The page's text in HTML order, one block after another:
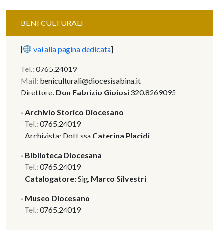
BENI CULTURALI
[ vai alla pagina dedicata]
Tel.: 0765.24019
Mail: beniculturali@diocesisabina.it
Direttore: Don Fabrizio Gioiosi 320.8269095
- Archivio Storico Diocesano
Tel.: 0765.24019
Archivista: Dott.ssa Caterina Placidi
- Biblioteca Diocesana
Tel.: 0765.24019
Catalogatore:Sig. Marco Silvestri
- Museo Diocesano
Tel.: 0765.24019